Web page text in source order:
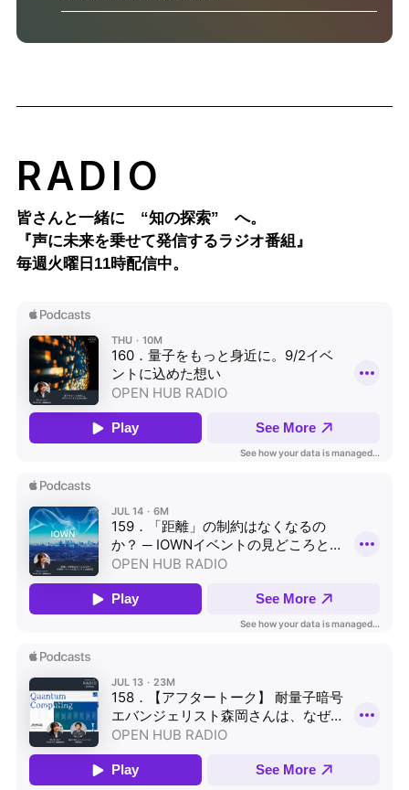
RADIO
皆さんと一緒に “知の探索” へ。
『声に未来を乗せて発信するラジオ番組』
毎週火曜日11時配信中。